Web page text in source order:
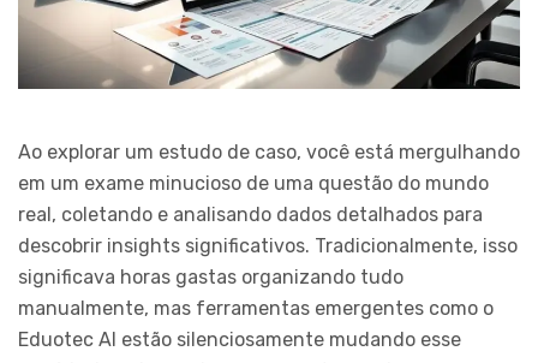
Ao explorar um estudo de caso, você está mergulhando
em um exame minucioso de uma questão do mundo
real, coletando e analisando dados detalhados para
descobrir insights significativos. Tradicionalmente, isso
significava horas gastas organizando tudo
manualmente, mas ferramentas emergentes como o
Eduotec AI estão silenciosamente mudando esse